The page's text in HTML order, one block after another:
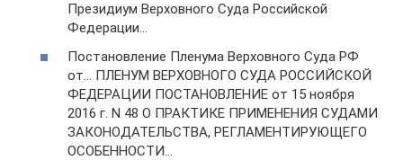
Президиум Верховного Суда Российской
Федерации…
Постановление Пленума Верховного Суда РФ
от… ПЛЕНУМ ВЕРХОВНОГО СУДА РОССИЙСКОЙ
ФЕДЕРАЦИИ ПОСТАНОВЛЕНИЕ от 15 ноября
2016 г. N 48 О ПРАКТИКЕ ПРИМЕНЕНИЯ СУДАМИ
ЗАКОНОДАТЕЛЬСТВА, РЕГЛАМЕНТИРУЮЩЕГО
ОСОБЕННОСТИ…